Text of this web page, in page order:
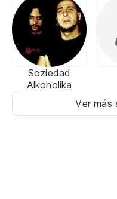
Soziedad
Alkoholika
Ver más